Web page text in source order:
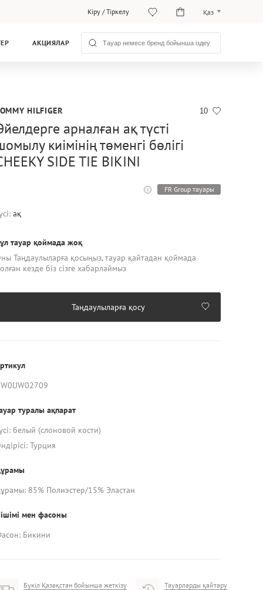
Кіру /Тіркелу Қаз
Қаз
АКЦИЯЛАР
10
HILFIGER
арналған ақ түсті
киімінің төменгі бөлігі
SIDE TIE BIKINI
FR Group тауары
ақ
тауар қоймада жоқ
Таңдаулыларға қосыңыз, тауар қайтадан қоймада
кезде біз сізге хабарлаймыз
Таңдаулыларға қосу
туралы ақпарат
белый (слоновой кости)
Турция
85% Полиэстер/15% Эластан
мен фасоны
Бикини
Бүкіл Қазақстан бойынша жеткізу
Тауарларды қайтару